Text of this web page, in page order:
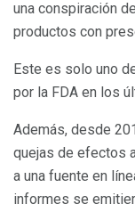
una conspiración
productos con
Este es solo uno
por la FDA en los
Además, desde
quejas de efectos
a una fuente en
informes se